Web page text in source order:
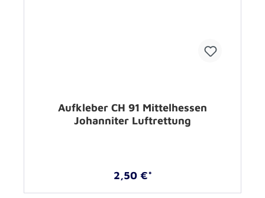
Aufkleber CH 91 Mittelhessen
Johanniter Luftrettung
2,50 €*